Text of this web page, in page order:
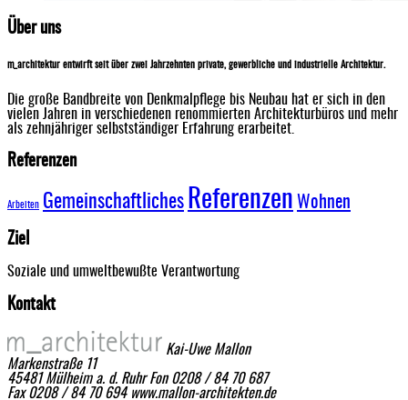
Über uns
m_architektur entwirft seit über zwei Jahrzehnten private, gewerbliche und industrielle Architektur.
Die große Bandbreite von Denkmalpflege bis Neubau hat er sich in den
vielen Jahren in verschiedenen renommierten Architekturbüros und mehr
als zehnjähriger selbstständiger Erfahrung erarbeitet.
Referenzen
Arbeiten Gemeinschaftliches Referenzen Wohnen
Ziel
Soziale und umweltbewußte Verantwortung
Kontakt
Kai-Uwe Mallon
Markenstraße 11
45481 Mülheim a. d. Ruhr Fon 0208 / 84 70 687
Fax 0208 / 84 70 694 www.mallon-architekten.de